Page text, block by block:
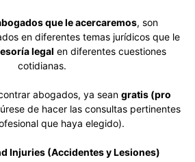
que le acercaremos, son
en diferentes temas jurídicos que le
legal en diferentes cuestiones
cotidianas.
abogados, ya sean gratis (pro
de hacer las consultas pertinentes
que haya elegido).
Injuries (Accidentes y Lesiones)